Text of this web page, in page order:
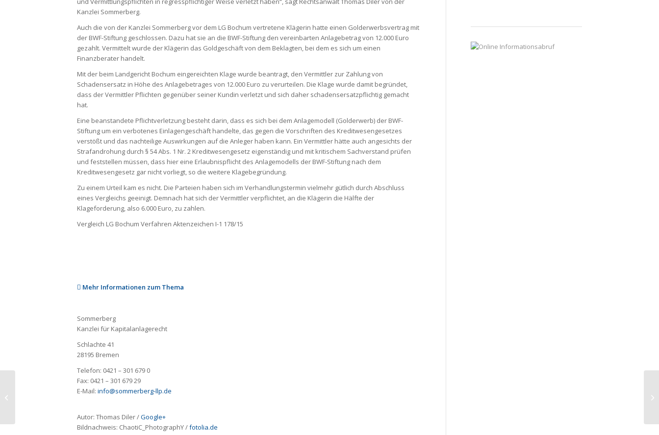
Kanzlei Sommerberg.
Auch die von der Kanzlei Sommerberg vor dem LG Bochum vertretene Klägerin hatte einen Golderwerbsvertrag mit
der BWF-Stiftung geschlossen. Dazu hat sie an die BWF-Stiftung den vereinbarten Anlagebetrag von 12.000 Euro
gezahlt. Vermittelt wurde der Klägerin das Goldgeschäft von dem Beklagten, bei dem es sich um einen
Finanzberater handelt.
Mit der beim Landgericht Bochum eingereichten Klage wurde beantragt, den Vermittler zur Zahlung von
Schadensersatz in Höhe des Anlagebetrages von 12.000 Euro zu verurteilen. Die Klage wurde damit begründet,
dass der Vermittler Pflichten gegenüber seiner Kundin verletzt und sich daher schadensersatzpflichtig gemacht
hat.
Eine beanstandete Pflichtverletzung besteht darin, dass es sich bei dem Anlagemodell (Golderwerb) der BWF-
Stiftung um ein verbotenes Einlagengeschäft handelte, das gegen die Vorschriften des Kreditwesengesetzes
verstößt und das nachteilige Auswirkungen auf die Anleger haben kann. Ein Vermittler hätte auch angesichts der
Strafandrohung durch § 54 Abs. 1 Nr. 2 Kreditwesengesetz eigenständig und mit kritischem Sachverstand prüfen
und feststellen müssen, dass hier eine Erlaubnispflicht des Anlagemodells der BWF-Stiftung nach dem
Kreditwesengesetz gar nicht vorliegt, so die weitere Klagebegründung.
Zu einem Urteil kam es nicht. Die Parteien haben sich im Verhandlungstermin vielmehr gütlich durch Abschluss
eines Vergleichs geeinigt. Demnach hat sich der Vermittler verpflichtet, an die Klägerin die Hälfte der
Klageforderung, also 6.000 Euro, zu zahlen.
Vergleich LG Bochum Verfahren Aktenzeichen I-1 178/15
Mehr Informationen zum Thema
Sommerberg
Kanzlei für Kapitalanlagerecht
Schlachte 41
28195 Bremen
Telefon: 0421 – 301 679 0
Fax: 0421 – 301 679 29
E-Mail: info@sommerberg-llp.de
Autor: Thomas Diler /Google+
Bildnachweis: ChaotiC_PhotographY/fotolia.de
gegen Landesbank ...